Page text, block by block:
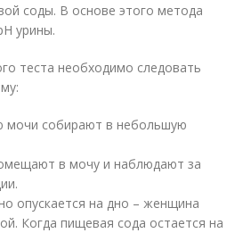
соды. В основе этого метода
урины.
теста необходимо следовать
мочи собирают в небольшую
в мочу и наблюдают за
опускается на дно – женщина
Когда пищевая сода остается на